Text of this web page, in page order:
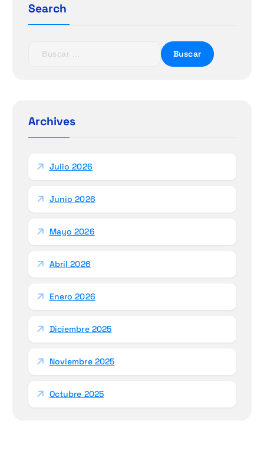
Search
:Archives
Julio 2026
Junio 2026
Mayo 2026
Abril 2026
Enero 2026
Diciembre 2025
Noviembre 2025
Octubre 2025